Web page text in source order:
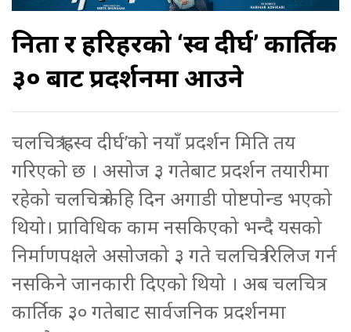
निता र हरिहरको ‘ह्रस्व दीर्घ’ कार्तिक
३० बाट प्रदर्शनमा आउने
चलचित्र ‘ह्रस्व दीर्घ’को नयाँ प्रदर्शन मिति तय
गरिएको छ । असोज ३ गतेबाट प्रदर्शन तयारीमा
रहेको चलचित्र केहि दिन अगाडी पोष्टपोन्ड भएको
थियो। प्राविधिक काम नसकिएको भन्दै यसको
निर्माणपक्षले असोजको ३ गते चलचित्र रिलिज गर्न
नसकिने जानकारी दिएको थियो । अब चलचित्र
कार्तिक ३० गतेबाट सार्वजनिक प्रदर्शनमा